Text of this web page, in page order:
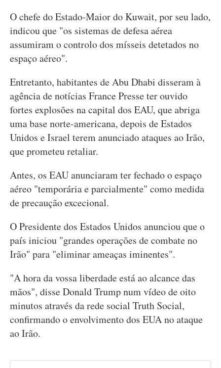
O chefe do Estado-Maior do Kuwait, por seu lado,
indicou que "os sistemas de defesa aérea
assumiram o controlo dos mísseis detetados no
espaço aéreo".
Entretanto, habitantes de Abu Dhabi disseram à
agência de notícias France Presse ter ouvido
fortes explosões na capital dos EAU, que abriga
uma base norte-americana, depois de Estados
Unidos e Israel terem anunciado ataques ao Irão,
que prometeu retaliar.
Antes, os EAU anunciaram ter fechado o espaço
aéreo "temporária e parcialmente" como medida
de precaução excecional.
O Presidente dos Estados Unidos anunciou que o
país iniciou "grandes operações de combate no
Irão" para "eliminar ameaças iminentes".
"A hora da vossa liberdade está ao alcance das
mãos", disse Donald Trump num vídeo de oito
minutos através da rede social Truth Social,
confirmando o envolvimento dos EUA no ataque
ao Irão.